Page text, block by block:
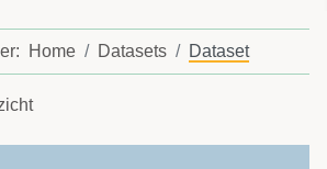
Home Datasets Dataset